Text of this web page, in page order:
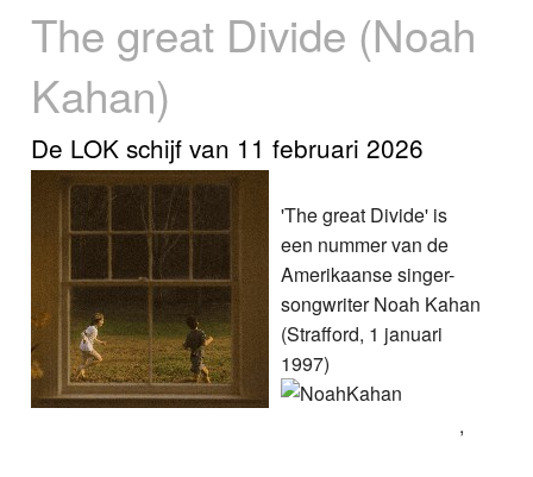
Video
Webcam
Info
The great Divide (Noah
Kahan)
De LOK schijf van 11 februari 2026
'The great Divide' is
een nummer van de
Amerikaanse singer-
songwriter Noah Kahan
(Strafford, 1 januari
1997)
,